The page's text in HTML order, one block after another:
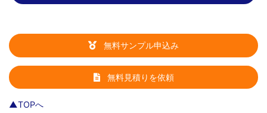
無料サンプル申込み
無料見積りを依頼
▲TOPへ